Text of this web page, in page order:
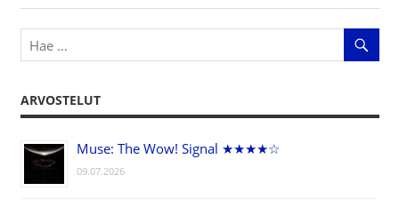
ARVOSTELUT
Muse: The Wow! Signal ★★★★☆
09.07.2026